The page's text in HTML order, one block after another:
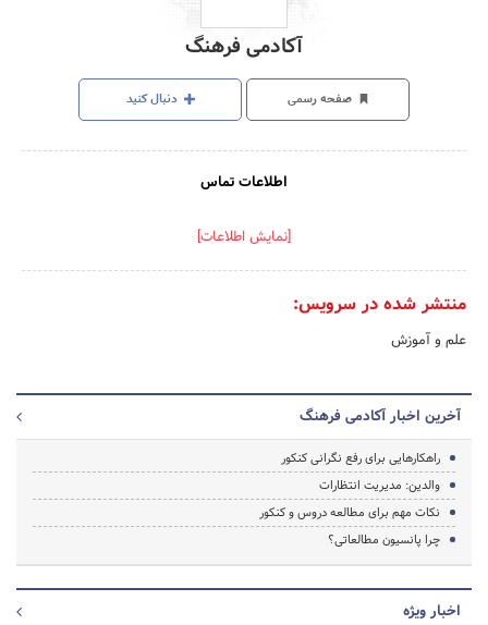
آکادمی فرهنگ
صفحه رسمی دنبال کنید
اطلاعات تماس
[نمایش اطلاعات]
منتشر شده در سرویس:
علم و آموزش
آخرین اخبار آکادمی فرهنگ
راهکارهایی برای رفع نگرانی کنکور
والدین: مدیریت انتظارات
نکات مهم برای مطالعه دروس و کنکور
چرا پانسیون مطالعاتی؟
اخبار ویژه